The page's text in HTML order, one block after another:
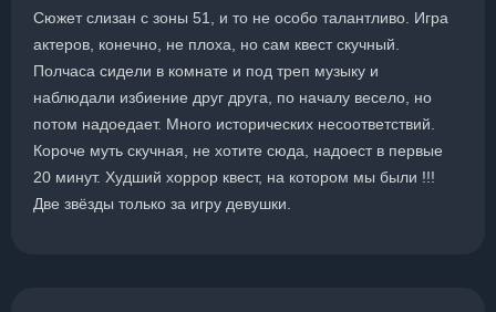
Сюжет слизан с зоны 51, и то не особо талантливо. Игра
актеров, конечно, не плоха, но сам квест скучный.
Полчаса сидели в комнате и под треп музыку и
наблюдали избиение друг друга, по началу весело, но
потом надоедает. Много исторических несоответствий.
Короче муть скучная, не хотите сюда, надоест в первые
20 минут. Худший хоррор квест, на котором мы были !!!
Две звёзды только за игру девушки.